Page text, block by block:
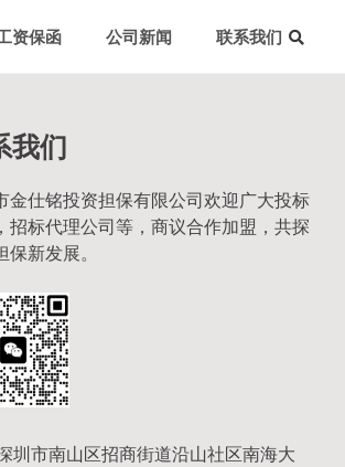
资保函 公司新闻 联系我们
我们
金仕铭投资担保有限公司欢迎广大投标
招标代理公司等，商议合作加盟，共探
保新发展。
圳市南山区招商街道沿山社区南海大